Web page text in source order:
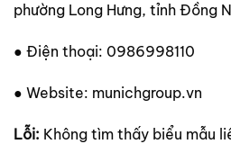
phường Long Hưng, tỉnh Đồng
● Điện thoại: 0986998110
● Website: munichgroup.vn
Lỗi: Không tìm thấy biểu mẫu